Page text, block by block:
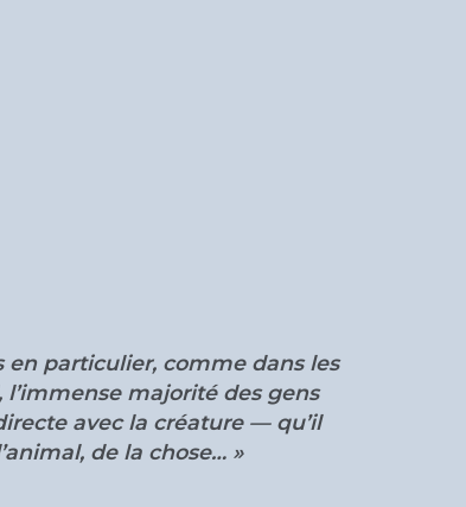
en particulier, comme dans les
majorité des gens
avec la créature — qu’il
de la chose… »